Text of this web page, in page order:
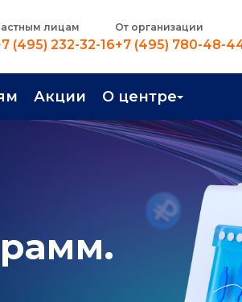
лицам
(495) 232-32-16
От организации
+7 (495) 780-48-
Акции О центре
Контакты
О центре
Преподаватели
Вакансии